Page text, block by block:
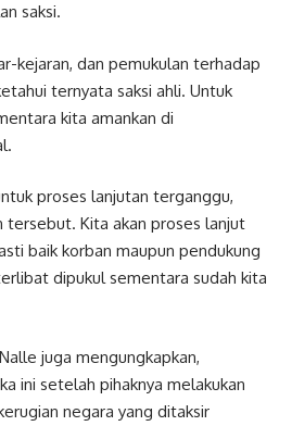
saksi.
kejaran, dan pemukulan terhadap
ternyata saksi ahli. Untuk
kita amankan di
proses lanjutan terganggu,
tersebut. Kita akan proses lanjut
baik korban maupun pendukung
dipukul sementara sudah kita
juga mengungkapkan,
ini setelah pihaknya melakukan
negara yang ditaksir